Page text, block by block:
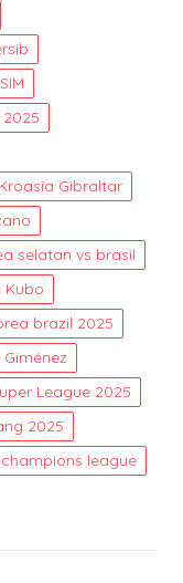
Gibraltar
selatan vs brasil
Kubo
brazil 2025
League 2025
2025
league